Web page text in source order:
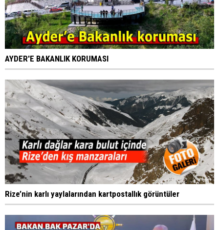
AYDER'E BAKANLIK KORUMASI
Rize’nin karlı yaylalarından kartpostallık görüntüler